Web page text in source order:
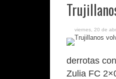
viernes, 20 de
derrotas
Zulia FC